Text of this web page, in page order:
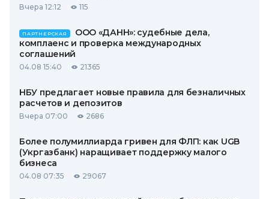
Вчера 12:12 115
ПАРТНЕРСКАЯ
ООО «ДАНН»: судебные дела,
комплаенс и проверка международных
соглашений
04.08 15:40 21365
НБУ предлагает новые правила для безналичных
расчетов и депозитов
Вчера 07:00 2686
Более полумиллиарда гривен для ФЛП: как UGB
(Укргазбанк) наращивает поддержку малого
бизнеса
04.08 07:35 29067